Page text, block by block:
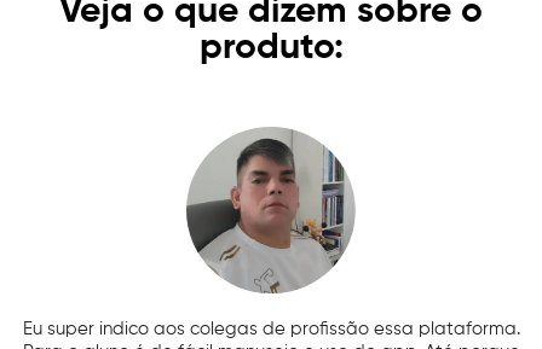
Veja o que dizem sobre o
produto:
Eu super indico aos colegas de profissão essa plataforma.